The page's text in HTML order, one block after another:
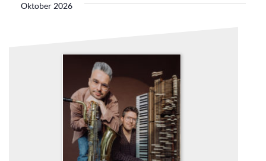
Oktober 2026